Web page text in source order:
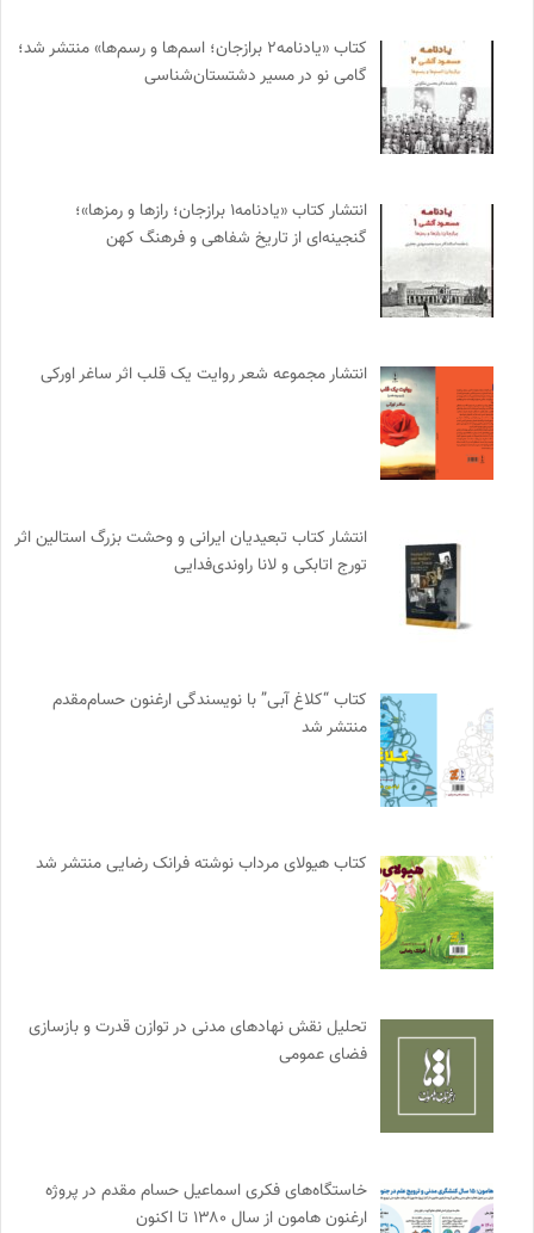
کتاب «یادنامه۲ برازجان؛ اسم‌ها و رسم‌ها» منتشر شد؛
گامی نو در مسیر دشتستان‌شناسی
انتشار کتاب «یادنامه۱ برازجان؛ رازها و رمزها»؛
گنجینه‌ای از تاریخ شفاهی و فرهنگ کهن
انتشار مجموعه شعر روایت یک قلب اثر ساغر اورکی
انتشار کتاب تبعیدیان ایرانی و وحشت بزرگ استالین اثر
تورج اتابکی و لانا راوندی‌فدایی
کتاب “کلاغ آبی” با نویسندگی ارغنون حسام‌مقدم
منتشر شد
کتاب هیولای مرداب نوشته فرانک رضایی منتشر شد
تحلیل نقش نهادهای مدنی در توازن قدرت و بازسازی
فضای عمومی
خاستگاه‌های فکری اسماعیل حسام مقدم در پروژه
ارغنون هامون از سال ۱۳۸۰ تا اکنون